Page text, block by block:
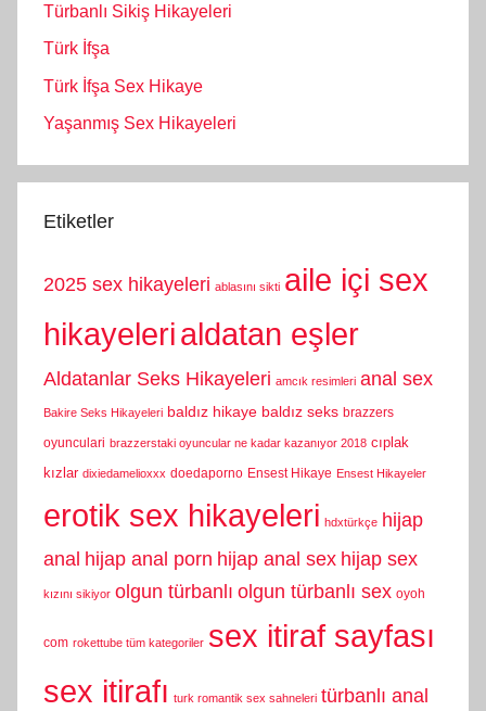
Türbanlı Sikiş Hikayeleri
Türk İfşa
Türk İfşa Sex Hikaye
Yaşanmış Sex Hikayeleri
Etiketler
2025 sex hikayeleri ablasını sikti aile içi sex
hikayelerialdatan eşler
Aldatanlar Seks Hikayeleri amcık resimleri anal sex
Bakire Seks Hikayeleri baldız hikaye baldız seks brazzers
oyunculari brazzerstaki oyuncular ne kadar kazanıyor 2018 cıplak
kızlar dixiedamelioxxx doedaporno Ensest Hikaye Ensest Hikayeler
erotik sex hikayeleri hdxtürkçe hijap
anal hijap anal porn hijap anal sex hijap sex
kızını sikiyor olgun türbanlı olgun türbanlı sex oyoh
com rokettube tüm kategoriler sex itiraf sayfası
sex itirafı turk romantik sex sahneleri türbanlı anal